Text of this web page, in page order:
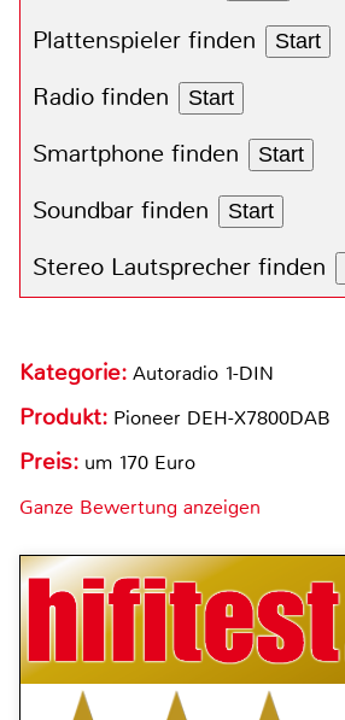
Plattenspieler finden Start
Radio finden Start
Smartphone finden Start
Soundbar finden Start
Stereo Lautsprecher finden
Kategorie: Autoradio 1-DIN
Produkt: Pioneer DEH-X7800DAB
Preis: um 170 Euro
Ganze Bewertung anzeigen